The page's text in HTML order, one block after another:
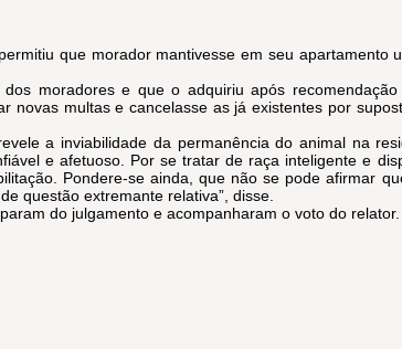
que morador mantivesse em seu apartamento
dos moradores e que o adquiriu após
multas e cancelasse as já existentes por
a inviabilidade da permanência do animal na
e afetuoso. Por se tratar de raça inteligente e
Pondere-se ainda, que não se pode afirmar
questão extremante relativa”, disse.
do julgamento e acompanharam o voto do relator.